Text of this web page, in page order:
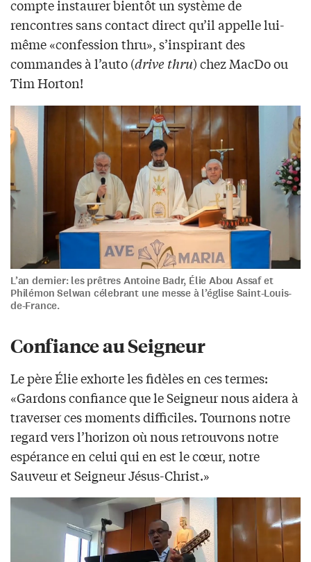
compte instaurer bientôt un système de
rencontres sans contact direct qu’il appelle lui-
même «confession thru», s’inspirant des
commandes à l’auto (drive thru) chez MacDo ou
Tim Horton!
L’an dernier: les prêtres Antoine Badr, Élie Abou Assaf et
Philémon Selwan célebrant une messe à l’église Saint-Louis-
de-France.
Confiance au Seigneur
Le père Élie exhorte les fidèles en ces termes:
«Gardons confiance que le Seigneur nous aidera à
traverser ces moments difficiles. Tournons notre
regard vers l’horizon où nous retrouvons notre
espérance en celui qui en est le cœur, notre
Sauveur et Seigneur Jésus-Christ.»
Video